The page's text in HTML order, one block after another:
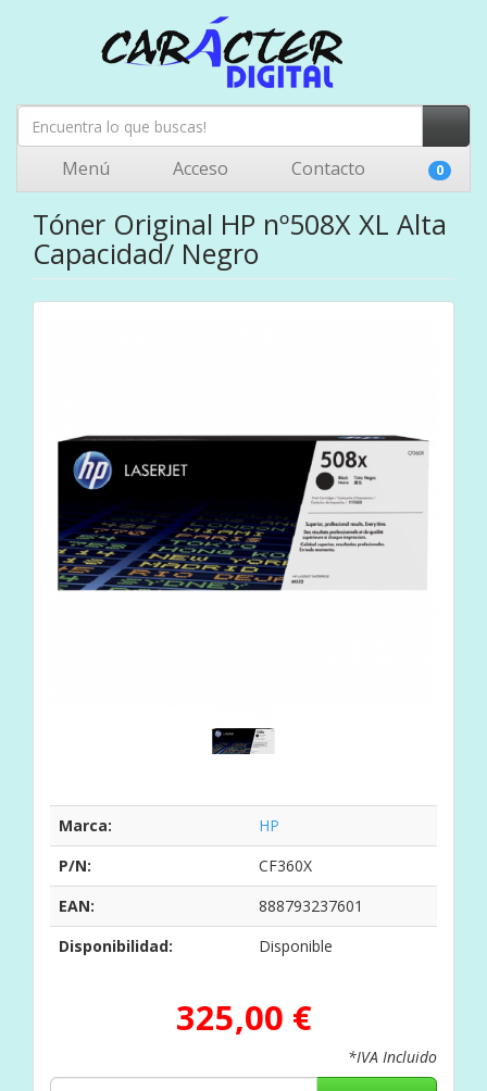
Menú Acceso Contacto 0
Tóner Original HP nº508X XL Alta
Capacidad/ Negro
Marca:
HP
P/N:
CF360X
EAN:
888793237601
Disponibilidad:
Disponible
325,00 €
*IVA Incluido